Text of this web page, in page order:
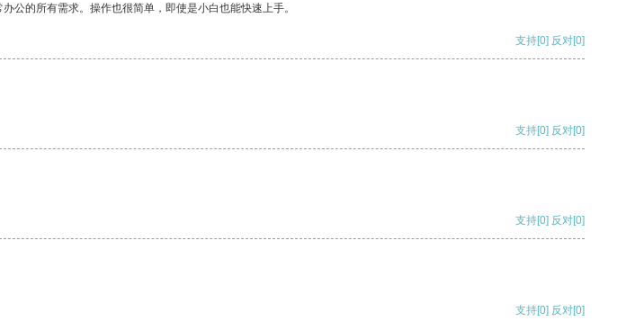
公的所有需求。操作也很简单，即使是小白也能快速上手。
支持[0] 反对[0]
支持[0] 反对[0]
支持[0] 反对[0]
支持[0] 反对[0]